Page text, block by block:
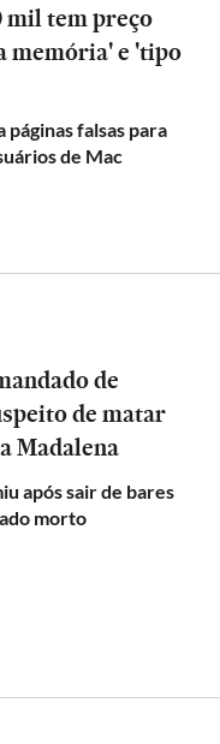
mil tem preço
memória' e 'tipo
páginas falsas para
de Mac
de
de matar
Madalena
após sair de bares
morto